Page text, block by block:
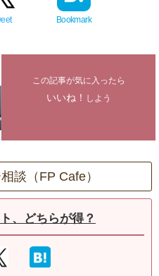
Bookmark
この記事が気に入ったら
いいね！ しよう
談（FP Cafe）
、どちらが得？